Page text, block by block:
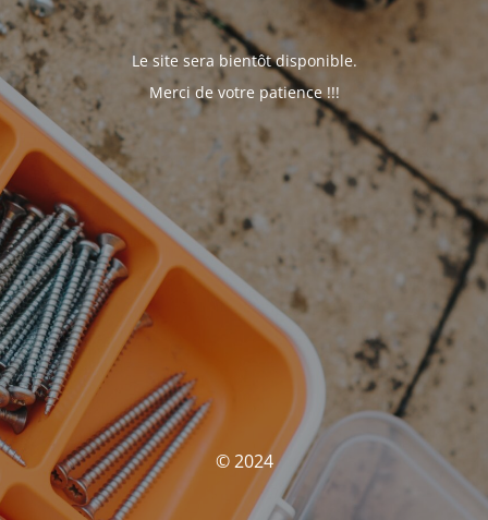
Le site sera bientôt disponible.
Merci de votre patience !!!
© 2024